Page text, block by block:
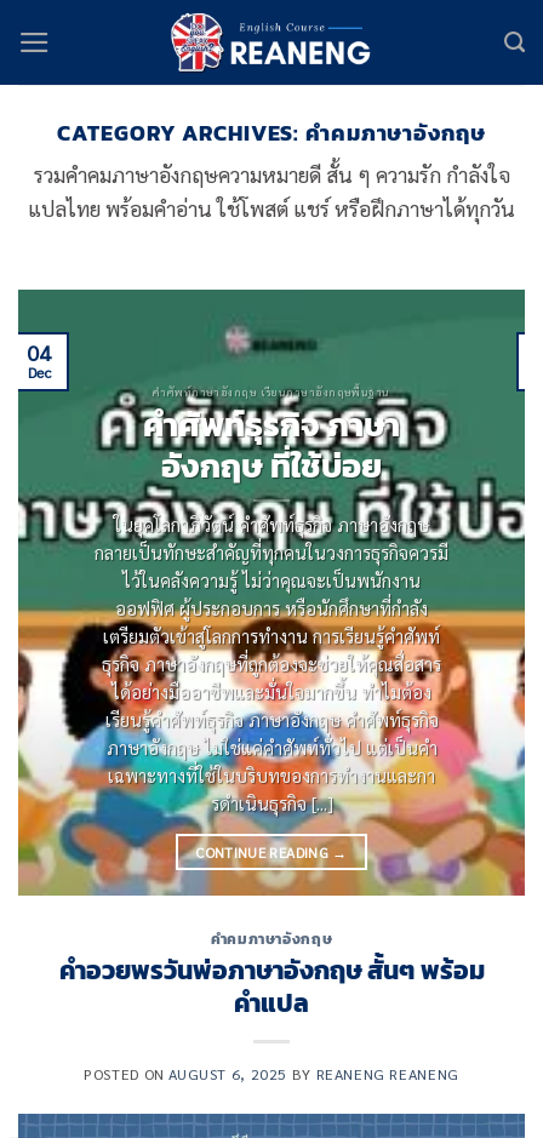
content
CATEGORY ARCHIVES:คำคมภาษาอังกฤษ
รวมคำคมภาษาอังกฤษความหมายดี สั้น ๆ ความรัก กำลังใจ
แปลไทย พร้อมคำอ่าน ใช้โพสต์ แชร์ หรือฝึกภาษาได้ทุกวัน
คำศัพท์ภาษาอังกฤษ เรียนภาษาอังกฤษพื้นฐาน
คําศัพท์ธุรกิจ ภาษา
อังกฤษ ที่ใช้บ่อย
ในยุคโลกาภิวัตน์ คําศัพท์ธุรกิจ ภาษาอังกฤษ
กลายเป็นทักษะสําคัญที่ทุกคนในวงการธุรกิจควรมี
ไว้ในคลังความรู้ ไม่ว่าคุณจะเป็นพนักงาน
ออฟฟิศ ผู้ประกอบการ หรือนักศึกษาที่กําลัง
เตรียมตัวเข้าสู่โลกการทํางาน การเรียนรู้คําศัพท์
ธุรกิจ ภาษาอังกฤษที่ถูกต้องจะช่วยให้คุณสื่อสาร
ได้อย่างมืออาชีพและมั่นใจมากขึ้น ทําไมต้อง
เรียนรู้คําศัพท์ธุรกิจ ภาษาอังกฤษ คําศัพท์ธุรกิจ
ภาษาอังกฤษ ไม่ใช่แค่คําศัพท์ทั่วไป แต่เป็นคํา
เฉพาะทางที่ใช้ในบริบทของการทํางานและกา
รดําเนินธุรกิจ [...]
CONTINUE READING →
04
Dec
คำคมภาษาอังกฤษ
คําอวยพรวันพ่อภาษาอังกฤษ สั้นๆ พร้อม
คำแปล
POSTED ONAUGUST 6, 2025 BY REANENG REANENG